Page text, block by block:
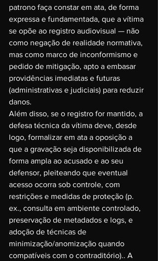
patrono faça constar em ata, de forma
expressa e fundamentada, que a vítima
se opõe ao registro audiovisual — não
como negação de realidade normativa,
mas como marco de inconformismo e
pedido de mitigação, apto a embasar
providências imediatas e futuras
(administrativas e judiciais) para reduzir
danos.
Além disso, se o registro for mantido, a
defesa técnica da vítima deve, desde
logo, formalizar em ata a oposição a
que a gravação seja disponibilizada de
forma ampla ao acusado e ao seu
defensor, pleiteando que eventual
acesso ocorra sob controle, com
restrições e medidas de proteção (p.
ex., consulta em ambiente controlado,
preservação de metadados e logs, e
adoção de técnicas de
minimização/anomização quando
compatíveis com o contraditório).. A